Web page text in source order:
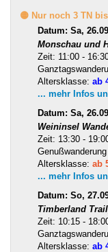
🟡 Nur noch 3 TN
Datum: Sa,
Monschau und
Zeit: 11:00 -
Altersklasse: ab
... mehr Infos
Datum: Sa,
Weininsel
Zeit: 13:30 -
Altersklasse: ab
... mehr Infos
Datum: So,
Timberland
Zeit: 10:15 -
Altersklasse: ab